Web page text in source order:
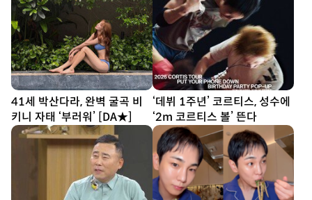
41세 박산다라, 완벽 굴곡 비
키니 자태 ‘부러워’ [DA★]
‘데뷔 1주년’ 코르티스, 성수에
‘2m 코르티스 볼’ 뜬다